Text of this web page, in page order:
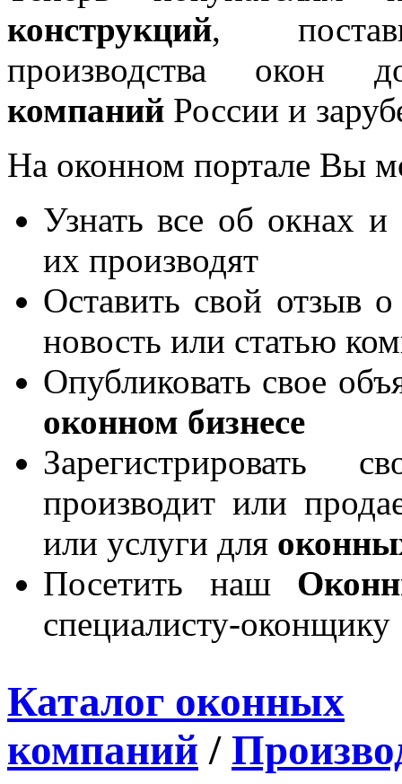
конструкций,
производства окон
компаний России и
На оконном портале Вы
Узнать все об окнах и
их производят
Оставить свой отзыв
новость или статью
Опубликовать свое
оконном бизнесе
производит или
или услуги для
Посетить наш
специалисту-оконщику
Каталог оконных
компаний /